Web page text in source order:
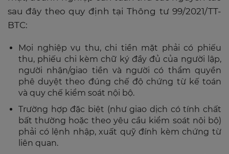
sau đây theo quy định tại Thông tư 99/2021/TT-
BTC:
Mọi nghiệp vụ thu, chi tiền mặt phải có phiếu
thu, phiếu chi kèm chữ ký đầy đủ của người lập,
người nhận/giao tiền và người có thẩm quyền
phê duyệt theo đúng chế độ chứng từ kế toán
và quy chế kiểm soát nội bộ.
Trường hợp đặc biệt (như giao dịch có tính chất
bất thường hoặc theo yêu cầu kiểm soát nội bộ)
phải có lệnh nhập, xuất quỹ đính kèm chứng từ
liên quan.